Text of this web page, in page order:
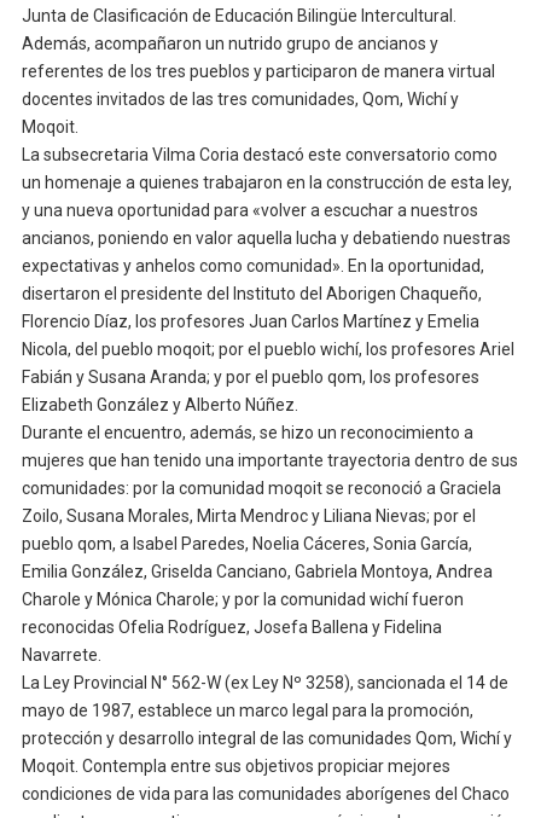
Junta de Clasificación de Educación Bilingüe Intercultural.
Además, acompañaron un nutrido grupo de ancianos y
referentes de los tres pueblos y participaron de manera virtual
docentes invitados de las tres comunidades, Qom, Wichí y
Moqoit.
La subsecretaria Vilma Coria destacó este conversatorio como
un homenaje a quienes trabajaron en la construcción de esta ley,
y una nueva oportunidad para «volver a escuchar a nuestros
ancianos, poniendo en valor aquella lucha y debatiendo nuestras
expectativas y anhelos como comunidad». En la oportunidad,
disertaron el presidente del Instituto del Aborigen Chaqueño,
Florencio Díaz, los profesores Juan Carlos Martínez y Emelia
Nicola, del pueblo moqoit; por el pueblo wichí, los profesores Ariel
Fabián y Susana Aranda; y por el pueblo qom, los profesores
Elizabeth González y Alberto Núñez.
Durante el encuentro, además, se hizo un reconocimiento a
mujeres que han tenido una importante trayectoria dentro de sus
comunidades: por la comunidad moqoit se reconoció a Graciela
Zoilo, Susana Morales, Mirta Mendroc y Liliana Nievas; por el
pueblo qom, a Isabel Paredes, Noelia Cáceres, Sonia García,
Emilia González, Griselda Canciano, Gabriela Montoya, Andrea
Charole y Mónica Charole; y por la comunidad wichí fueron
reconocidas Ofelia Rodríguez, Josefa Ballena y Fidelina
Navarrete.
La Ley Provincial N° 562-W (ex Ley Nº 3258), sancionada el 14 de
mayo de 1987, establece un marco legal para la promoción,
protección y desarrollo integral de las comunidades Qom, Wichí y
Moqoit. Contempla entre sus objetivos propiciar mejores
condiciones de vida para las comunidades aborígenes del Chaco